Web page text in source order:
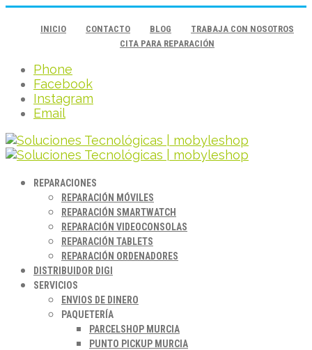
INICIO CONTACTO BLOG
TRABAJA CON NOSOTROS
CITA PARA REPARACIÓN
Phone
Facebook
Instagram
Email
REPARACIONES
REPARACIÓN MÓVILES
REPARACIÓN SMARTWATCH
REPARACIÓN VIDEOCONSOLAS
REPARACIÓN TABLETS
REPARACIÓN ORDENADORES
DISTRIBUIDOR DIGI
SERVICIOS
ENVIOS DE DINERO
PAQUETERÍA
PARCELSHOP MURCIA
PUNTO PICKUP MURCIA